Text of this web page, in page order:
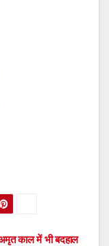
काल में भी बदहाल